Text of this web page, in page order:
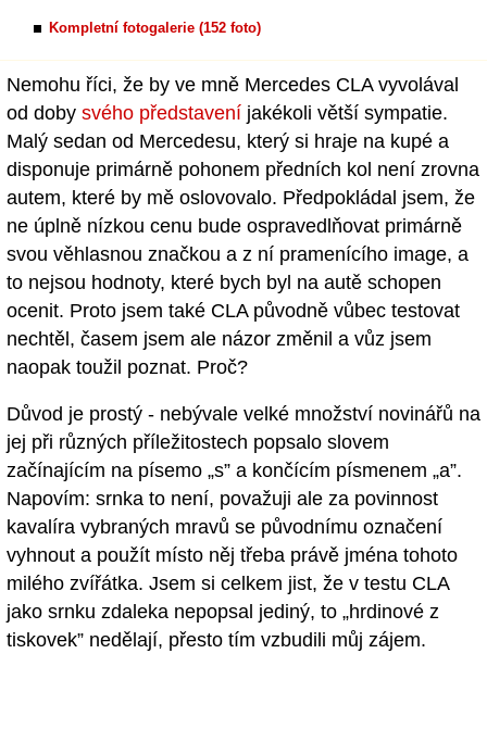
Kompletní fotogalerie (152 foto)
Nemohu říci, že by ve mně Mercedes CLA vyvolával
od doby svého představení jakékoli větší sympatie.
Malý sedan od Mercedesu, který si hraje na kupé a
disponuje primárně pohonem předních kol není zrovna
autem, které by mě oslovovalo. Předpokládal jsem, že
ne úplně nízkou cenu bude ospravedlňovat primárně
svou věhlasnou značkou a z ní pramenícího image, a
to nejsou hodnoty, které bych byl na autě schopen
ocenit. Proto jsem také CLA původně vůbec testovat
nechtěl, časem jsem ale názor změnil a vůz jsem
naopak toužil poznat. Proč?
Důvod je prostý - nebývale velké množství novinářů na
jej při různých příležitostech popsalo slovem
začínajícím na písemo „s” a končícím písmenem „a”.
Napovím: srnka to není, považuji ale za povinnost
kavalíra vybraných mravů se původnímu označení
vyhnout a použít místo něj třeba právě jména tohoto
milého zvířátka. Jsem si celkem jist, že v testu CLA
jako srnku zdaleka nepopsal jediný, to „hrdinové z
tiskovek” nedělají, přesto tím vzbudili můj zájem.